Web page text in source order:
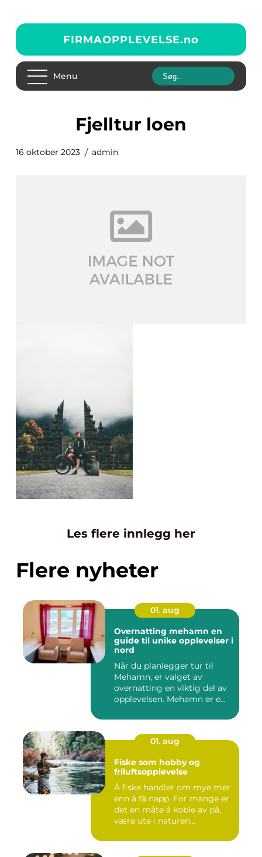
FIRMAOPPLEVELSE.no
Menu
fjelltur loen
16 oktober 2023 admin
Les flere innlegg her
Flere nyheter
01. aug
Overnatting mehamn en
guide til unike opplevelser i
nord
Når du planlegger tur til
Mehamn, er valget av
overnatting en viktig del av
opplevelsen. Mehamn er e...
01. aug
Fiske som hobby og
friluftsopplevelse
Å fiske handler om mye mer
enn å få napp. For mange er
det en måte å koble av på,
være ute i naturen...